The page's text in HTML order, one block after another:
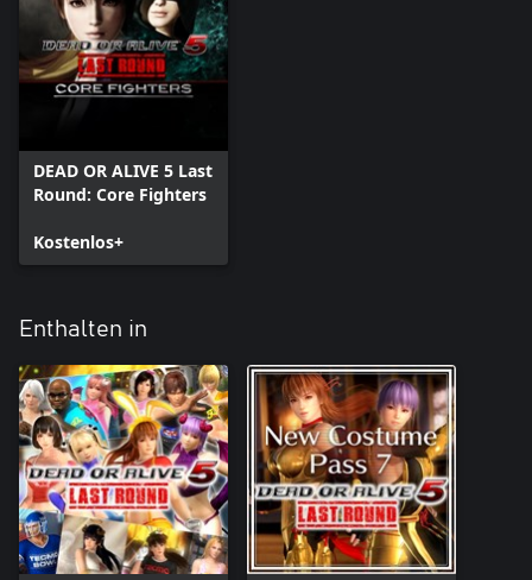
DEAD OR ALIVE 5 Last
Round: Core Fighters
Kostenlos+
Enthalten in